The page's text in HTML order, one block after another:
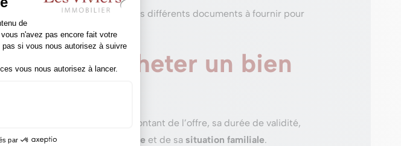
donne plus de détails sur les différents documents à fournir pour
pour acheter un bien
l’adresse du bien, le montant de l’offre, sa durée de validité,
de sonidentité adresse et de sa situation familiale.